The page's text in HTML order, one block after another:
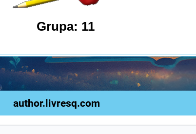
Grupa: 11
author.livresq.com